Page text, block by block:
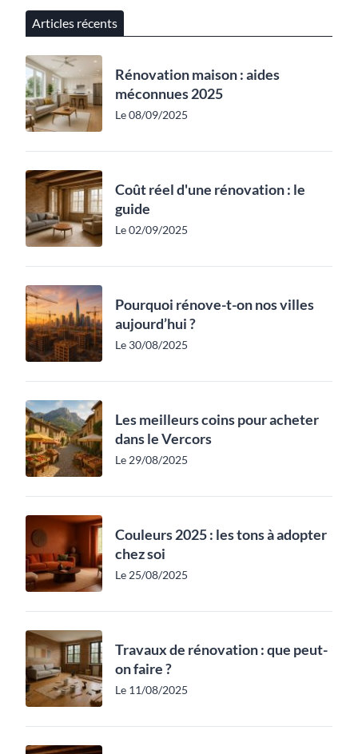
Articles récents
Rénovation maison : aides
méconnues 2025
Le 08/09/2025
Coût réel d'une rénovation : le
guide
Le 02/09/2025
Pourquoi rénove-t-on nos villes
aujourd’hui ?
Le 30/08/2025
Les meilleurs coins pour acheter
dans le Vercors
Le 29/08/2025
Couleurs 2025 : les tons à adopter
chez soi
Le 25/08/2025
Travaux de rénovation : que peut-
on faire ?
Le 11/08/2025